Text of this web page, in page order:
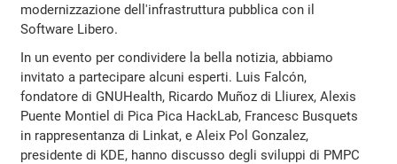
modernizzazione dell'infrastruttura pubblica con il
Software Libero.
In un evento per condividere la bella notizia, abbiamo
invitato a partecipare alcuni esperti. Luis Falcón,
fondatore di GNUHealth, Ricardo Muñoz di Lliurex, Alexis
Puente Montiel di Pica Pica HackLab, Francesc Busquets
in rappresentanza di Linkat, e Aleix Pol Gonzalez,
presidente di KDE, hanno discusso degli sviluppi di PMPC